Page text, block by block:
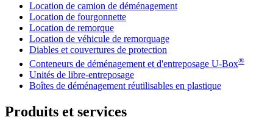
Location de camion de déménagement
Location de fourgonnette
Location de remorque
Location de véhicule de remorquage
Diables et couvertures de protection
Conteneurs de déménagement et d'entreposage U-Box®
Unités de libre-entreposage
Boîtes de déménagement réutilisables en plastique
Produits et services